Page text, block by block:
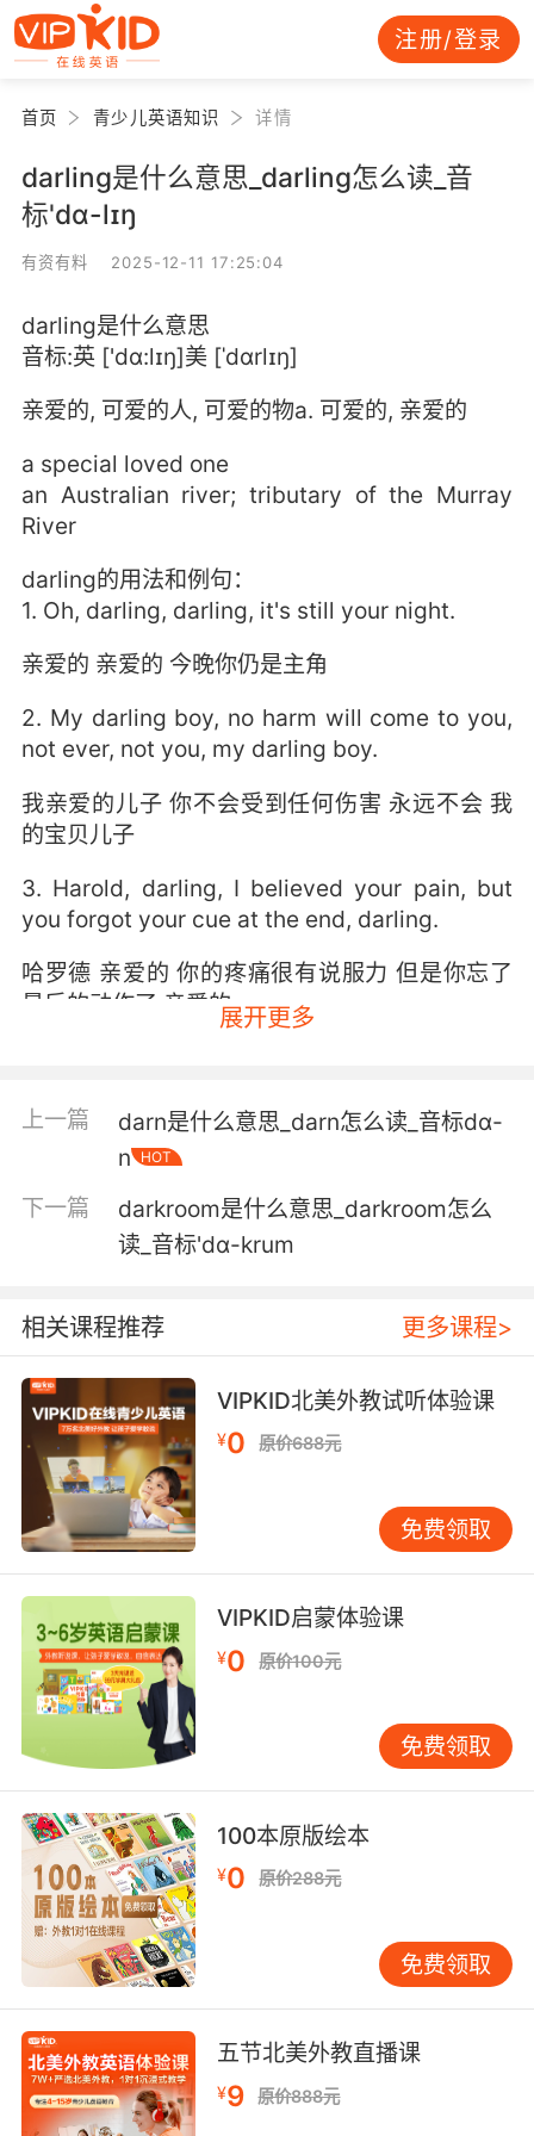
注册/登录
首页 青少儿英语知识 详情
darling是什么意思_darling怎么读_音
标'dɑ-lɪŋ
有资有料 2025-12-11 17:25:04
darling是什么意思
音标:英 ['dɑ:lɪŋ]美 [ˈdɑrlɪŋ]
亲爱的, 可爱的人, 可爱的物a. 可爱的, 亲爱的
a special loved one
an Australian river; tributary of the Murray
River
darling的用法和例句：
1. Oh, darling, darling, it's still your night.
亲爱的 亲爱的 今晚你仍是主角
2. My darling boy, no harm will come to you,
not ever, not you, my darling boy.
我亲爱的儿子 你不会受到任何伤害 永远不会 我
的宝贝儿子
3. Harold, darling, I believed your pain, but
you forgot your cue at the end, darling.
哈罗德 亲爱的 你的疼痛很有说服力 但是你忘了
最后的动作了 亲爱的
我们也很为你高兴 亲爱的
5. darling, no, it's too late for that.
不 亲爱的 一切都太晚了
现在的我不会这么做的 亲爱的
7. Because, after all, my darling, you're the
writer.
因毕竟 亲爱的 你才是作家
8. Let's skedaddle. I'm not your darling.
咱们快走吧 我不是你亲爱的
9. No, darling, you're doing what you wanted
to do.
不 亲爱的 你是在做你想做的事
10. I wish it could be more, my darling.
我也希望有更好的 亲爱的
展开更多
上一篇
darn是什么意思_darn怎么读_音标dɑ-
n
HOT
下一篇
darkroom是什么意思_darkroom怎么
读_音标'dɑ-krum
相关课程推荐 更多课程>
VIPKID北美外教试听体验课
¥0 原价688元
免费领取
VIPKID启蒙体验课
¥0 原价100元
免费领取
100本原版绘本
¥0 原价288元
免费领取
五节北美外教直播课
¥9 原价888元